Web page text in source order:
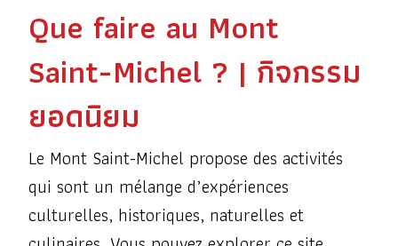
Que faire au Mont
Saint-Michel ? | กิจกรรม
ยอดนิยม
Le Mont Saint-Michel propose des activités
qui sont un mélange d’expériences
culturelles, historiques, naturelles et